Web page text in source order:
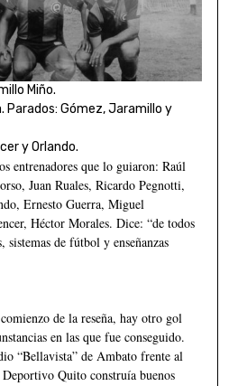
Miño.
Parados: Gómez, Jaramillo y
y Orlando.
entrenadores que lo guiaron: Raúl
Juan Ruales, Ricardo Pegnotti,
Ernesto Guerra, Miguel
Héctor Morales. Dice: “de todos
sistemas de fútbol y enseñanzas
de la reseña, hay otro gol
en las que fue conseguido.
“Bellavista” de Ambato frente al
Quito construía buenos